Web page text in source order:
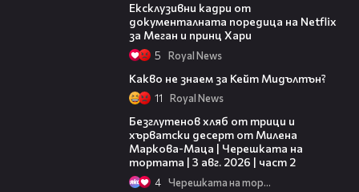
Ексклузивни кадри от
документалната поредица на Netflix
за Меган и принц Хари
5 Royal News
Какво не знаем за Кейт Мидълтън?
11 Royal News
Безглутенов хляб от трици и
хърватски десерт от Милена
Маркова-Маца | Черешката на
тортата | 3 авг. 2026 | част 2
4 Черешката на тортата